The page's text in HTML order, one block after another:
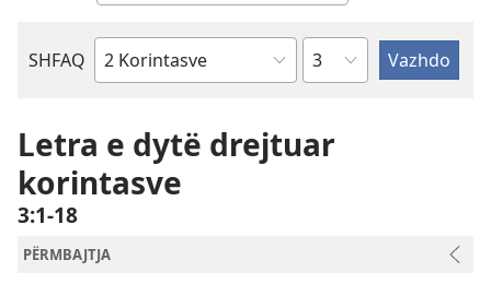
SHFAQ
Librit
Kapitullit
Letra e dytë drejtuar
korintasve
3:1-18
PËRMBAJTJA